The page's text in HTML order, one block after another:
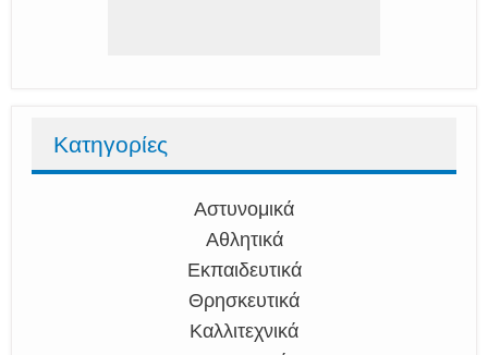
Κατηγορίες
Αστυνομικά
Αθλητικά
Εκπαιδευτικά
Θρησκευτικά
Καλλιτεχνικά